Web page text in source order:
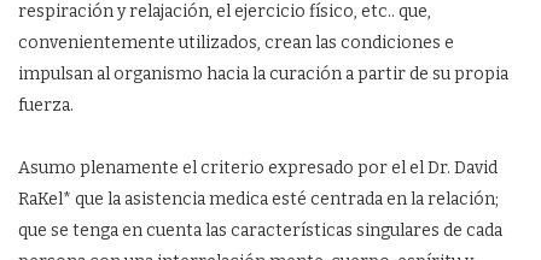
respiración y relajación, el ejercicio físico, etc.. que,
convenientemente utilizados, crean las condiciones e
impulsan al organismo hacia la curación a partir de su propia
fuerza.
Asumo plenamente el criterio expresado por el el Dr. David
RaKel* que la asistencia medica esté centrada en la relación;
que se tenga en cuenta las características singulares de cada